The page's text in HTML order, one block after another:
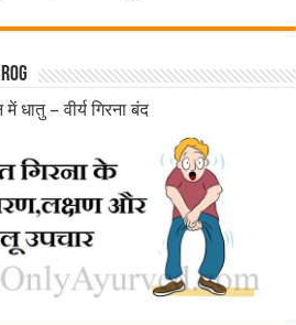
में धातु – वीर्य गिरना बंद